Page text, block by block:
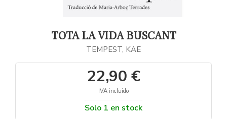
TOTA LA VIDA BUSCANT
TEMPEST, KAE
22,90 €
IVA incluido
Solo 1 en stock